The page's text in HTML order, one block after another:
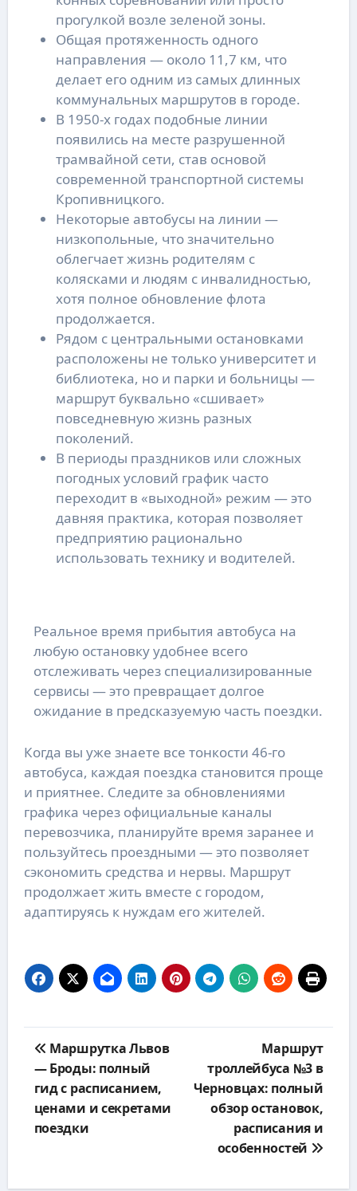
прогулкой возле зеленой зоны.
Общая протяженность одного
направления — около 11,7 км, что
делает его одним из самых длинных
коммунальных маршрутов в городе.
В 1950-х годах подобные линии
появились на месте разрушенной
трамвайной сети, став основой
современной транспортной системы
Кропивницкого.
Некоторые автобусы на линии —
низкопольные, что значительно
облегчает жизнь родителям с
колясками и людям с инвалидностью,
хотя полное обновление флота
продолжается.
Рядом с центральными остановками
расположены не только университет и
библиотека, но и парки и больницы —
маршрут буквально «сшивает»
повседневную жизнь разных
поколений.
В периоды праздников или сложных
погодных условий график часто
переходит в «выходной» режим — это
давняя практика, которая позволяет
предприятию рационально
использовать технику и водителей.
Реальное время прибытия автобуса на
любую остановку удобнее всего
отслеживать через специализированные
сервисы — это превращает долгое
ожидание в предсказуемую часть поездки.
Когда вы уже знаете все тонкости 46-го
автобуса, каждая поездка становится проще
и приятнее. Следите за обновлениями
графика через официальные каналы
перевозчика, планируйте время заранее и
пользуйтесь проездными — это позволяет
сэкономить средства и нервы. Маршрут
продолжает жить вместе с городом,
адаптируясь к нуждам его жителей.
по
записям
Маршрутка Львов
— Броды: полный
гид с расписанием,
ценами и секретами
поездки
Маршрут
троллейбуса №3 в
Черновцах: полный
обзор остановок,
расписания и
особенностей